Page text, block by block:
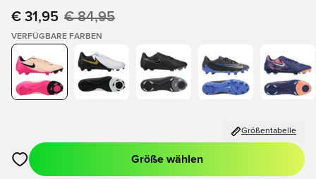
€ 31,95 € 84,95
VERFÜGBARE FARBEN
Größentabelle
Öffnet ein Fenster zum Anmelden oder Registrieren als
Größe wählen